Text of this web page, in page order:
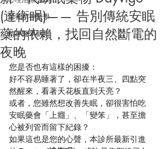
營養精神醫學
精神醫學新知
(達衛眠)—— 告別傳統安眠
藥的依賴，找回自然斷電的
夜晚
您是否也有這樣的困擾：
好不容易睡著了，卻在半夜三、四點突
然醒來，看著天花板直到天亮？
或者，您雖然想改善失眠，卻很害怕吃
安眠藥會「上癮」、「變笨」，甚至擔
心被列管而留下紀錄？
如果這也是您的心聲，本診所最新引進